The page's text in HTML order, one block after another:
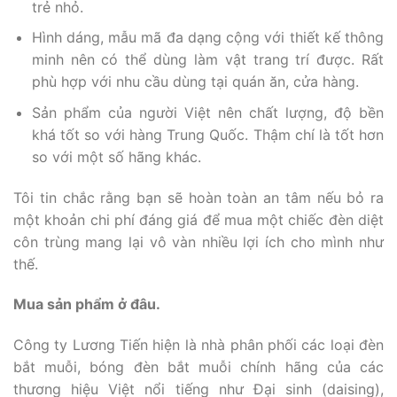
trẻ nhỏ.
Hình dáng, mẫu mã đa dạng cộng với thiết kế thông
minh nên có thể dùng làm vật trang trí được. Rất
phù hợp với nhu cầu dùng tại quán ăn, cửa hàng.
Sản phẩm của người Việt nên chất lượng, độ bền
khá tốt so với hàng Trung Quốc. Thậm chí là tốt hơn
so với một số hãng khác.
Tôi tin chắc rằng bạn sẽ hoàn toàn an tâm nếu bỏ ra
một khoản chi phí đáng giá để mua một chiếc đèn diệt
côn trùng mang lại vô vàn nhiều lợi ích cho mình như
thế.
Mua sản phẩm ở đâu.
Công ty Lương Tiến hiện là nhà phân phối các loại đèn
bắt muỗi, bóng đèn bắt muỗi chính hãng của các
thương hiệu Việt nổi tiếng như Đại sinh (daising),